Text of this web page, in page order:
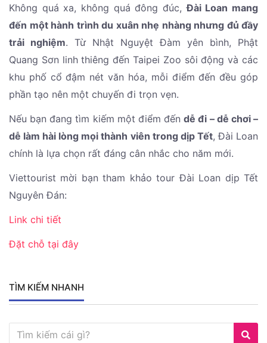
Không quá xa, không quá đông đúc,Đài Loan mang
đến một hành trình du xuân nhẹ nhàng nhưng đủ đầy
trải nghiệm. Từ Nhật Nguyệt Đàm yên bình, Phật
Quang Sơn linh thiêng đến Taipei Zoo sôi động và các
khu phố cổ đậm nét văn hóa, mỗi điểm đến đều góp
phần tạo nên một chuyến đi trọn vẹn.
Nếu bạn đang tìm kiếm một điểm đếndễ đi – dễ chơi –
dễ làm hài lòng mọi thành viên trong dịp Tết, Đài Loan
chính là lựa chọn rất đáng cân nhắc cho năm mới.
Viettourist mời bạn tham khảo tour Đài Loan dịp Tết
Nguyên Đán:
Link chi tiết
Đặt chỗ tại đây
TÌM KIẾM NHANH